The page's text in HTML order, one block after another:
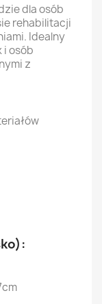
dla osób
rehabilitacji
Idealny
i osób
z